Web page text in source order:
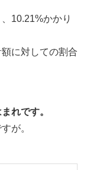
10.21%かかり
に対しての割合
れです。
が。